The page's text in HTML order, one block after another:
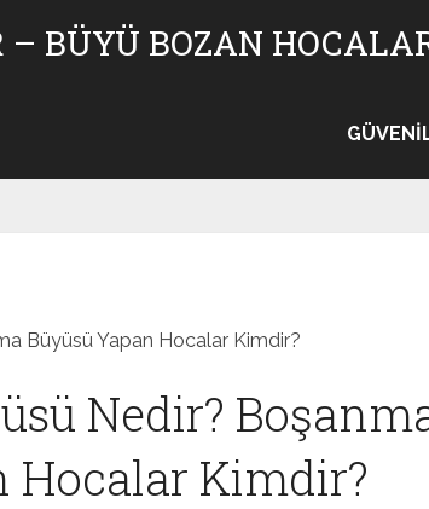
BÜYÜ BOZAN
Büyüsü Yapan Hocalar Kimdir?
Nedir?
Hocalar Kimdir?